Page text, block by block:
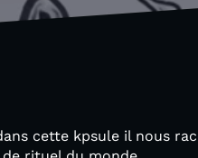
cette kpsule il nous